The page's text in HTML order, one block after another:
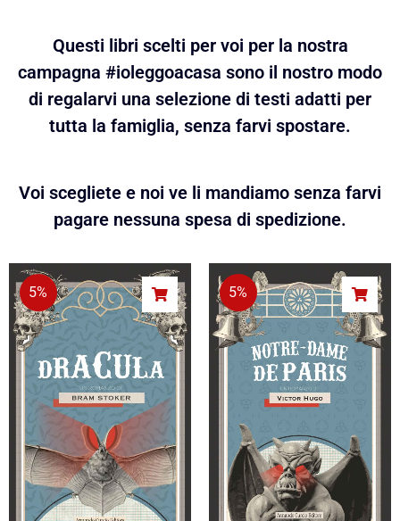
Questi libri scelti per voi per la nostra
campagna #ioleggoacasa sono il nostro modo
di regalarvi una selezione di testi adatti per
tutta la famiglia, senza farvi spostare.
Voi scegliete e noi ve li mandiamo senza farvi
pagare nessuna spesa di spedizione.
5% 5%